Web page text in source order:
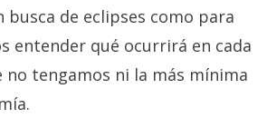
busca de eclipses como para
entender qué ocurrirá en cada
no tengamos ni la más mínima